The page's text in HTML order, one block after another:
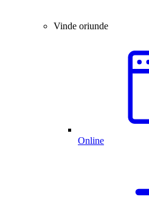
Vinde oriunde
Online